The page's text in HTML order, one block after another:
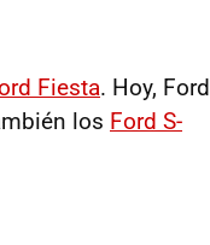
Fiesta. Hoy, Ford
los Ford S-